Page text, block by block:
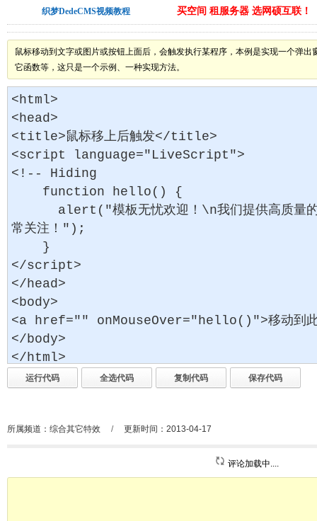
织梦DedeCMS视频教程 买空间 租服务器 选网硕互联！
鼠标移动到文字或图片或按钮上面后，会触发执行某程序，本例是实现一个弹
它函数等，这只是一个示例、一种实现方法。
所属频道： 综合其它特效 / 更新时间：2013-04-17
评论加载中....